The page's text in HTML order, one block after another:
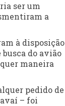
ser um
a
à disposição
busca do avião
maneira
pedido de
– foi